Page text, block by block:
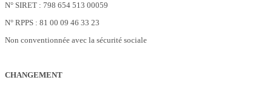
N° SIRET : 798 654 513 00059
N° RPPS : 81 00 09 46 33 23
Non conventionnée avec la sécurité sociale
CHANGEMENT